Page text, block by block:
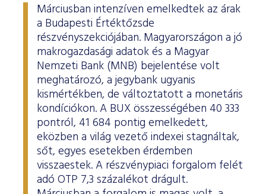
Márciusban intenzíven emelkedtek az árak
a Budapesti Értéktőzsde
részvényszekciójában. Magyarországon a jó
makrogazdasági adatok és a Magyar
Nemzeti Bank (MNB) bejelentése volt
meghatározó, a jegybank ugyanis
kismértékben, de változtatott a monetáris
kondíciókon. A BUX összességében 40 333
pontról, 41 684 pontig emelkedett,
eközben a világ vezető indexei stagnáltak,
sőt, egyes esetekben érdemben
visszaestek. A részvénypiaci forgalom felét
adó OTP 7,3 százalékot drágult.